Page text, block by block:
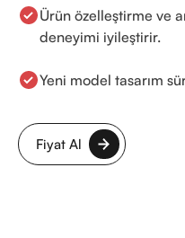
Ürün özelleştirme ve
deneyimi iyileştirir.
Yeni model tasarım
Fiyat Al